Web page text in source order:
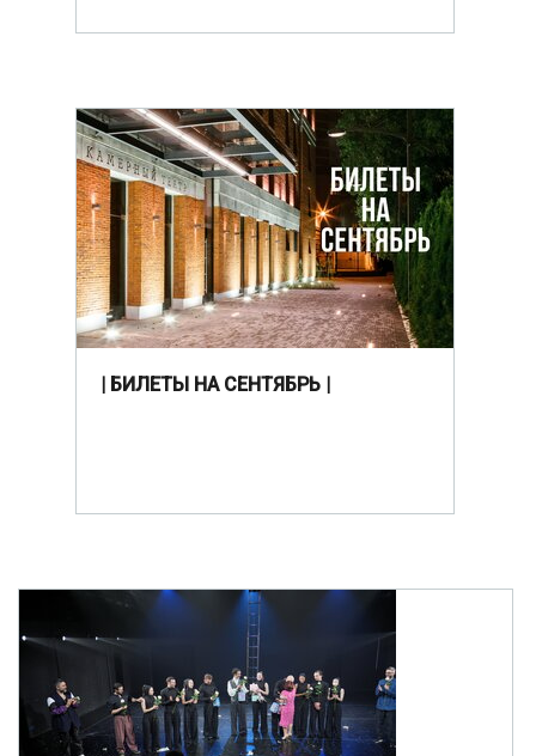
| БИЛЕТЫ НА СЕНТЯБРЬ |